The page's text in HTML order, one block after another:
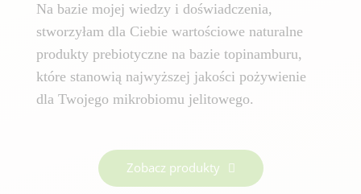
Na bazie mojej wiedzy i doświadczenia,
stworzyłam dla Ciebie wartościowe naturalne
produkty prebiotyczne na bazie topinamburu,
które stanowią najwyższej jakości pożywienie
dla Twojego mikrobiomu jelitowego.
Zobacz produkty